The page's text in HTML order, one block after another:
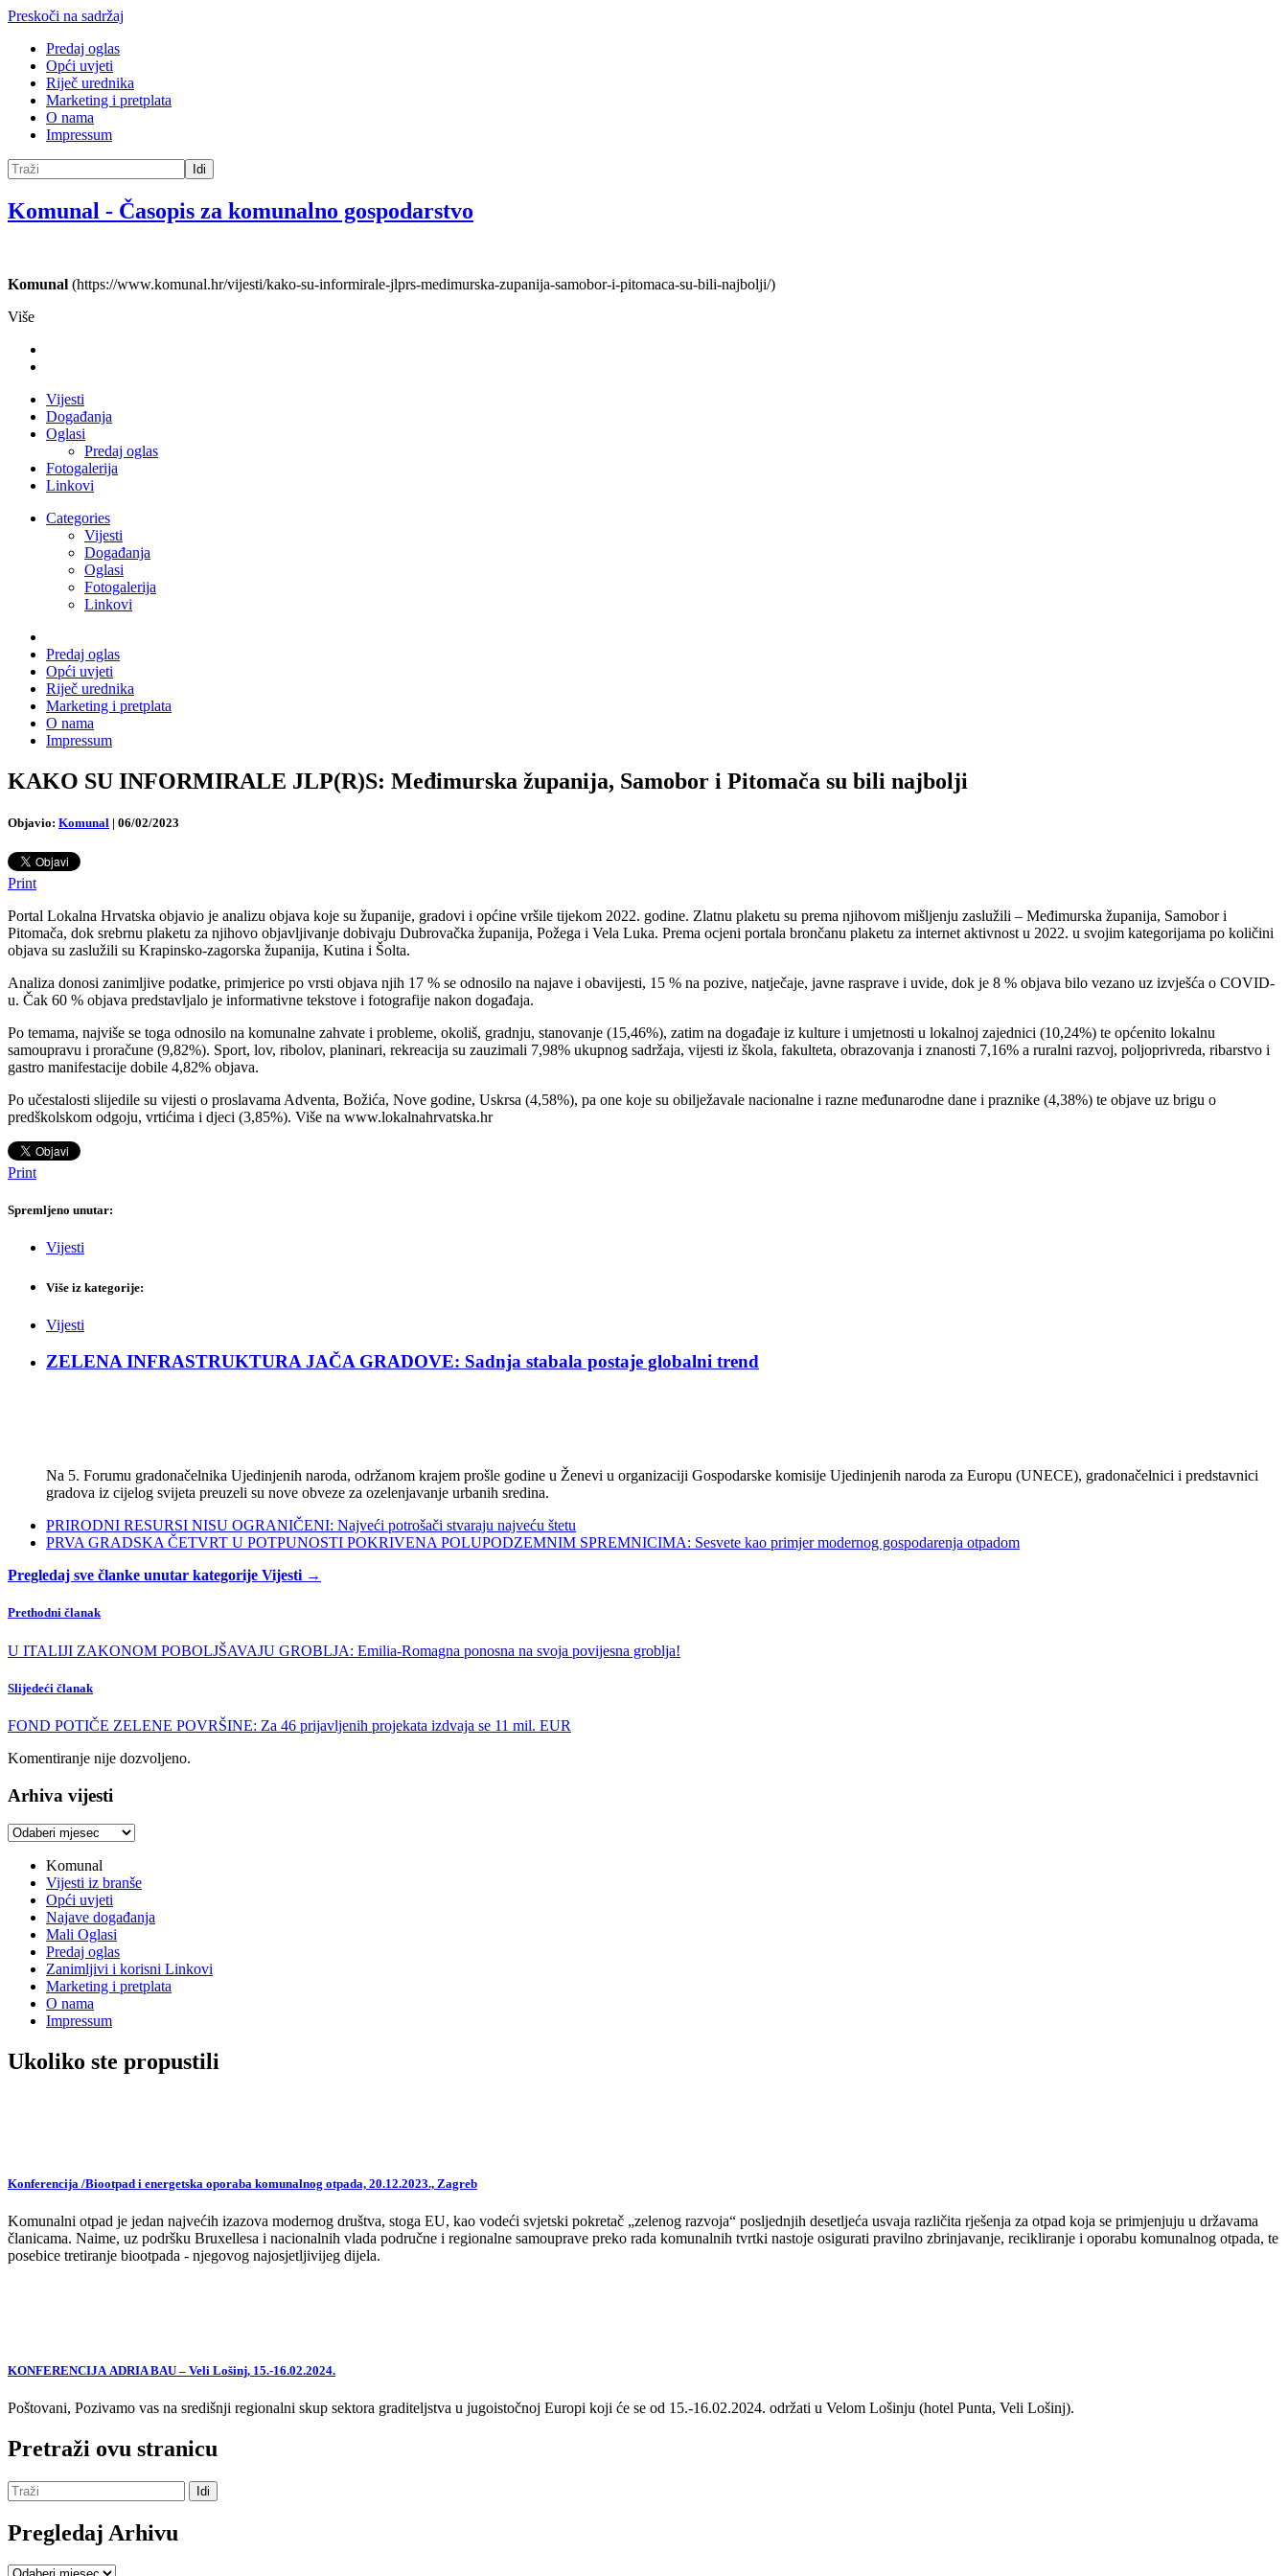
Preskoči na sadržaj
Predaj oglas
Opći uvjeti
Riječ urednika
Marketing i pretplata
O nama
Impressum
Idi
Komunal - Časopis za komunalno gospodarstvo
Komunal (https://www.komunal.hr/vijesti/kako-su-informirale-jlprs-medimurska-zupanija-samobor-i-pitomaca-su-bili-najbolji/)
Više
Vijesti
Događanja
Oglasi
Predaj oglas
Fotogalerija
Linkovi
Categories
Vijesti
Događanja
Oglasi
Fotogalerija
Linkovi
Predaj oglas
Opći uvjeti
Riječ urednika
Marketing i pretplata
O nama
Impressum
KAKO SU INFORMIRALE JLP(R)S: Međimurska županija, Samobor i Pitomača su bili najbolji
Objavio: Komunal | 06/02/2023
Print
Portal Lokalna Hrvatska objavio je analizu objava koje su županije, gradovi i općine vršile tijekom 2022. godine. Zlatnu plaketu su prema njihovom mišljenju zaslužili – Međimurska županija, Samobor i
Pitomača, dok srebrnu plaketu za njihovo objavljivanje dobivaju Dubrovačka županija, Požega i Vela Luka. Prema ocjeni portala brončanu plaketu za internet aktivnost u 2022. u svojim kategorijama po količini
objava su zaslužili su Krapinsko-zagorska županija, Kutina i Šolta.
Analiza donosi zanimljive podatke, primjerice po vrsti objava njih 17 % se odnosilo na najave i obavijesti, 15 % na pozive, natječaje, javne rasprave i uvide, dok je 8 % objava bilo vezano uz izvješća o COVID-
u. Čak 60 % objava predstavljalo je informativne tekstove i fotografije nakon događaja.
Po temama, najviše se toga odnosilo na komunalne zahvate i probleme, okoliš, gradnju, stanovanje (15,46%), zatim na događaje iz kulture i umjetnosti u lokalnoj zajednici (10,24%) te općenito lokalnu
samoupravu i proračune (9,82%). Sport, lov, ribolov, planinari, rekreacija su zauzimali 7,98% ukupnog sadržaja, vijesti iz škola, fakulteta, obrazovanja i znanosti 7,16% a ruralni razvoj, poljoprivreda, ribarstvo i
gastro manifestacije dobile 4,82% objava.
Po učestalosti slijedile su vijesti o proslavama Adventa, Božića, Nove godine, Uskrsa (4,58%), pa one koje su obilježavale nacionalne i razne međunarodne dane i praznike (4,38%) te objave uz brigu o
predškolskom odgoju, vrtićima i djeci (3,85%). Više na www.lokalnahrvatska.hr
Print
Spremljeno unutar:
Vijesti
Više iz kategorije:
Vijesti
ZELENA INFRASTRUKTURA JAČA GRADOVE: Sadnja stabala postaje globalni trend
Na 5. Forumu gradonačelnika Ujedinjenih naroda, održanom krajem prošle godine u Ženevi u organizaciji Gospodarske komisije Ujedinjenih naroda za Europu (UNECE), gradonačelnici i predstavnici
gradova iz cijelog svijeta preuzeli su nove obveze za ozelenjavanje urbanih sredina.
PRIRODNI RESURSI NISU OGRANIČENI: Najveći potrošači stvaraju najveću štetu
PRVA GRADSKA ČETVRT U POTPUNOSTI POKRIVENA POLUPODZEMNIM SPREMNICIMA: Sesvete kao primjer modernog gospodarenja otpadom
Pregledaj sve članke unutar kategorije Vijesti →
Prethodni članak
U ITALIJI ZAKONOM POBOLJŠAVAJU GROBLJA: Emilia-Romagna ponosna na svoja povijesna groblja!
Slijedeći članak
FOND POTIČE ZELENE POVRŠINE: Za 46 prijavljenih projekata izdvaja se 11 mil. EUR
Komentiranje nije dozvoljeno.
Arhiva vijesti
Arhiva
Komunal
Vijesti iz branše
Opći uvjeti
Najave događanja
Mali Oglasi
Predaj oglas
Zanimljivi i korisni Linkovi
Marketing i pretplata
O nama
Impressum
Ukoliko ste propustili
Konferencija /Biootpad i energetska oporaba komunalnog otpada, 20.12.2023., Zagreb
Komunalni otpad je jedan najvećih izazova modernog društva, stoga EU, kao vodeći svjetski pokretač „zelenog razvoja“ posljednjih desetljeća usvaja različita rješenja za otpad koja se primjenjuju u državama
članicama. Naime, uz podršku Bruxellesa i nacionalnih vlada područne i regionalne samouprave preko rada komunalnih tvrtki nastoje osigurati pravilno zbrinjavanje, recikliranje i oporabu komunalnog otpada, te
posebice tretiranje biootpada - njegovog najosjetljivijeg dijela.
KONFERENCIJA ADRIA BAU – Veli Lošinj, 15.-16.02.2024.
Poštovani, Pozivamo vas na središnji regionalni skup sektora graditeljstva u jugoistočnoj Europi koji će se od 15.-16.02.2024. održati u Velom Lošinju (hotel Punta, Veli Lošinj).
Pretraži ovu stranicu
Pregledaj Arhivu
Pregledaj